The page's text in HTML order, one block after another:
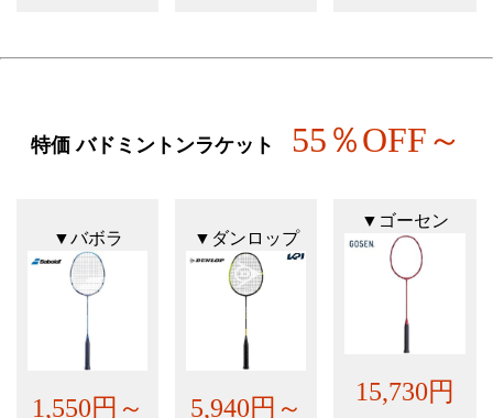
特価 バドミントンラケット 55％OFF～
▼バボラ
1,550円～
▼ダンロップ
5,940円～
▼ゴーセン
15,730円